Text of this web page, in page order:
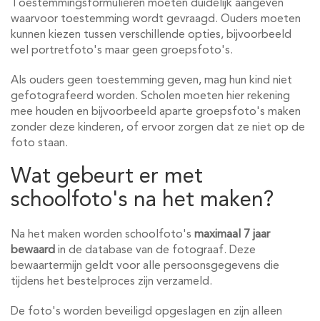
Toestemmingsformulieren moeten duidelijk aangeven
waarvoor toestemming wordt gevraagd. Ouders moeten
kunnen kiezen tussen verschillende opties, bijvoorbeeld
wel portretfoto's maar geen groepsfoto's.
Als ouders geen toestemming geven, mag hun kind niet
gefotografeerd worden. Scholen moeten hier rekening
mee houden en bijvoorbeeld aparte groepsfoto's maken
zonder deze kinderen, of ervoor zorgen dat ze niet op de
foto staan.
Wat gebeurt er met
schoolfoto's na het maken?
Na het maken worden schoolfoto's maximaal 7 jaar
bewaard in de database van de fotograaf. Deze
bewaartermijn geldt voor alle persoonsgegevens die
tijdens het bestelproces zijn verzameld.
De foto's worden beveiligd opgeslagen en zijn alleen